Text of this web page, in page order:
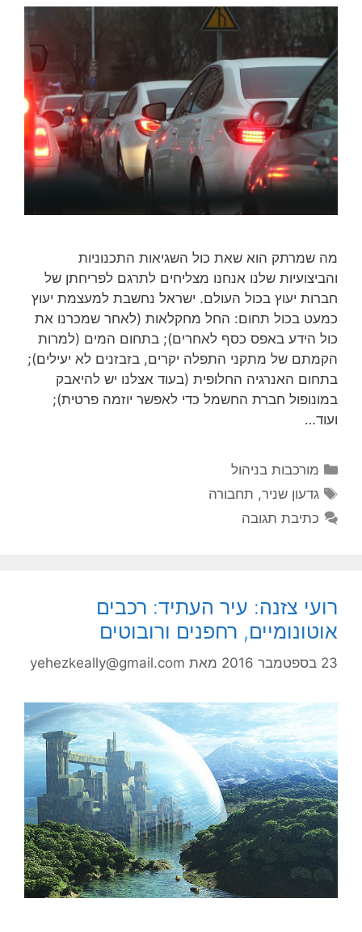
מה שמרתק הוא שאת כול השגיאות התכנוניות
והביצועיות שלנו אנחנו מצליחים לתרגם לפריחתן של
חברות יעוץ בכול העולם. ישראל נחשבת למעצמת יעוץ
כמעט בכול תחום: החל מחקלאות (לאחר שמכרנו את
כול הידע באפס כסף לאחרים); בתחום המים (למרות
הקמתם של מתקני התפלה יקרים, בזבזנים לא יעילים);
בתחום האנרגיה החלופית (בעוד אצלנו יש להיאבק
במונופול חברת החשמל כדי לאפשר יוזמה פרטית);
ועוד…
קטגוריות
מורכבות בניהול
תגיות
גדעון שניר, תחבורה
כתיבת תגובה
רועי צזנה: עיר העתיד: רכבים
אוטונומיים, רחפנים ורובוטים
23 בספטמבר 2016 מאת yehezkeally@gmail.com